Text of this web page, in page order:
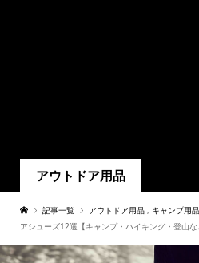
アウトドア用品
記事一覧 アウトドア用品 , キャンプ用品
アシューズ12選【キャンプ・ハイキング・登山な